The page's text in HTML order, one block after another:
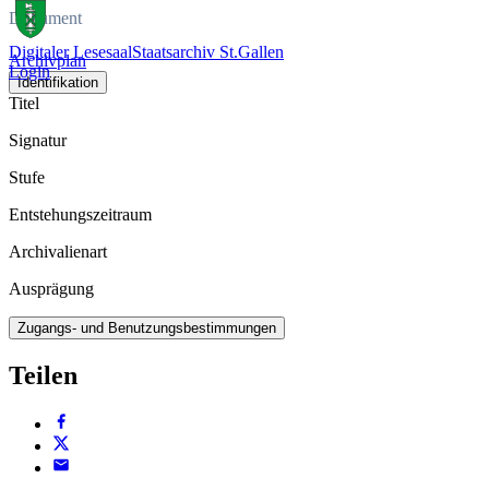
Digitaler LesesaalStaatsarchiv St.Gallen
Login
Dokument
Archivplan
Identifikation
Titel
Signatur
Stufe
Entstehungszeitraum
Archivalienart
Ausprägung
Zugangs- und Benutzungsbestimmungen
Teilen